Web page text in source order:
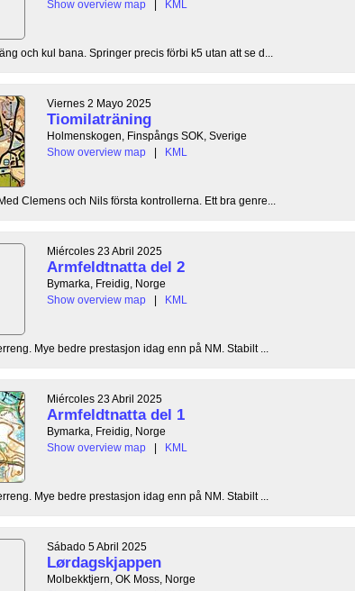
Show overview map
| KML
och kul bana. Springer precis förbi k5 utan att se d...
Viernes 2 Mayo 2025
Tiomilaträning
Holmenskogen, Finspångs SOK, Sverige
Show overview map
| KML
Clemens och Nils första kontrollerna. Ett bra genre...
Miércoles 23 Abril 2025
Armfeldtnatta del 2
Bymarka, Freidig, Norge
Show overview map
| KML
Mye bedre prestasjon idag enn på NM. Stabilt ...
Miércoles 23 Abril 2025
Armfeldtnatta del 1
Bymarka, Freidig, Norge
Show overview map
| KML
Mye bedre prestasjon idag enn på NM. Stabilt ...
Sábado 5 Abril 2025
Lørdagskjappen
Molbekktjern, OK Moss, Norge